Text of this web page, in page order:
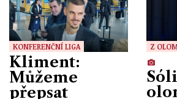
KONFERENČNÍ LIGA
Kliment:
Můžeme
přepsat
Z